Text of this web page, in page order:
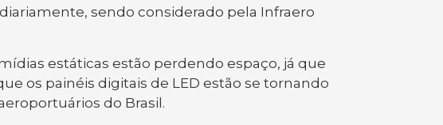
sendo considerado pela Infraero
estáticas estão perdendo espaço, já que
os painéis digitais de LED estão se tornando
do Brasil.